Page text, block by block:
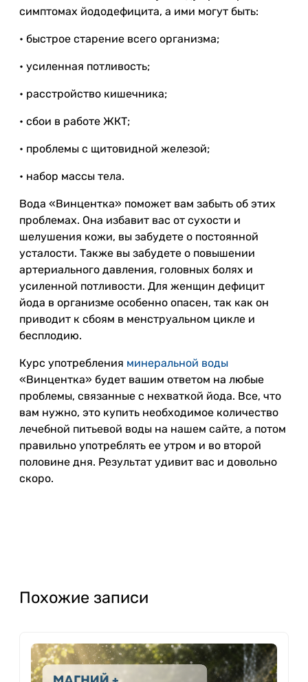
симптомах йододефицита, а ими могут быть:
• быстрое старение всего организма;
• усиленная потливость;
• расстройство кишечника;
• сбои в работе ЖКТ;
• проблемы с щитовидной железой;
• набор массы тела.
Вода «Винцентка» поможет вам забыть об этих
проблемах. Она избавит вас от сухости и
шелушения кожи, вы забудете о постоянной
усталости. Также вы забудете о повышении
артериального давления, головных болях и
усиленной потливости. Для женщин дефицит
йода в организме особенно опасен, так как он
приводит к сбоям в менструальном цикле и
бесплодию.
Курс употребления минеральной воды
«Винцентка» будет вашим ответом на любые
проблемы, связанные с нехваткой йода. Все, что
вам нужно, это купить необходимое количество
лечебной питьевой воды на нашем сайте, а потом
правильно употреблять ее утром и во второй
половине дня. Результат удивит вас и довольно
скоро.
Похожие записи